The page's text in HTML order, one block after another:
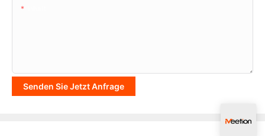
Senden Sie Jetzt Anfrage